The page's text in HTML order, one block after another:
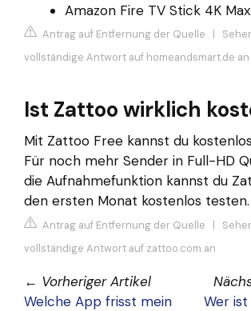
Amazon Fire TV Stick 4K Max.
Antrag auf Entfernung der Quelle |
vollständige Antwort auf homeandsmart.de an
Ist Zattoo wirklich
Mit Zattoo Free kannst du
Für noch mehr Sender in Full-HD
die Aufnahmefunktion kannst du
den ersten Monat kostenlos testen.
Antrag auf Entfernung der Quelle |
vollständige Antwort auf zattoo.com an
← Vorheriger Artikel
Welche App frisst mein
Wer